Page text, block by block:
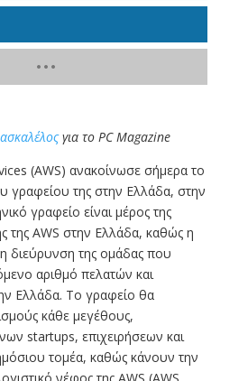
για το PC Magazine
(AWS) ανακοίνωσε σήμερα το
γραφείου της στην Ελλάδα, στην
γραφείο είναι μέρος της
της AWS στην Ελλάδα, καθώς η
διεύρυνση της ομάδας που
αριθμό πελατών και
Ελλάδα. Το γραφείο θα
κάθε μεγέθους,
startups, επιχειρήσεων και
τομέα, καθώς κάνουν την